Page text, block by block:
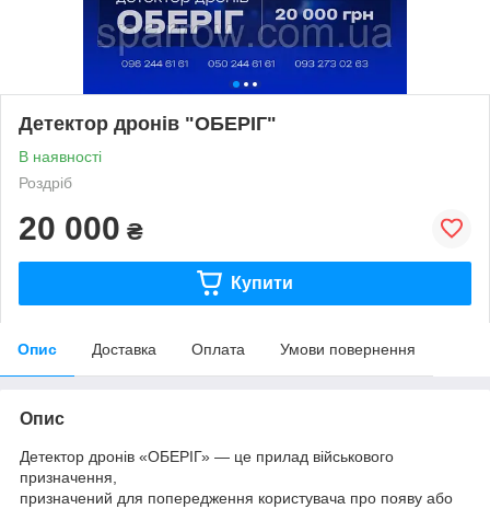
Детектор дронів "ОБЕРІГ"
В наявності
Роздріб
20 000 ₴
Купити
Опис Доставка Оплата Умови повернення
Опис
Детектор дронів «ОБЕРІГ» — це прилад військового
призначення,
призначений для попередження користувача про появу або